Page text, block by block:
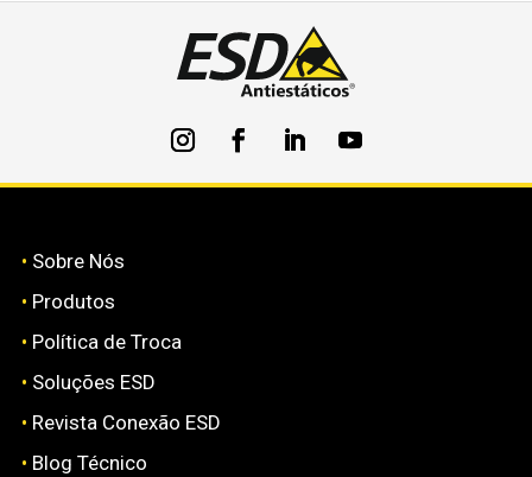
• Sobre Nós
• Produtos
• Política de Troca
• Soluções ESD
• Revista Conexão ESD
• Blog Técnico